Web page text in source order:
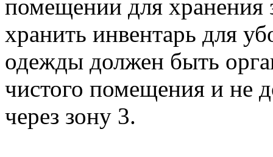
помещении для хранения
хранить инвентарь для
одежды должен быть
чистого помещения и не
через зону 3.